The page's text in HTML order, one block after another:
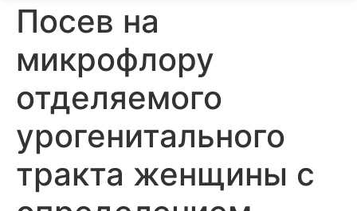
Посев на
микрофлору
отделяемого
урогенитального
тракта женщины с